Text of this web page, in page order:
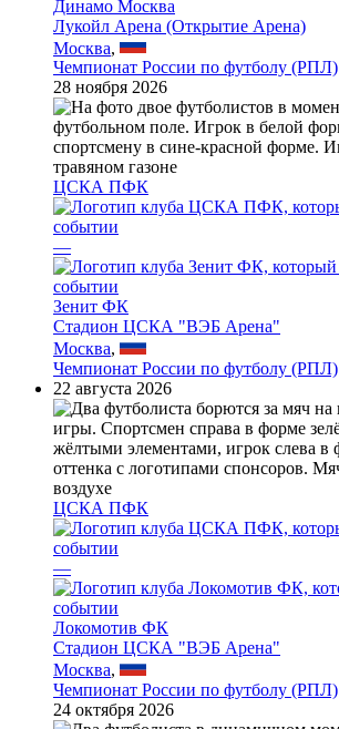
Динамо Москва
Лукойл Арена (Открытие Арена)
Москва,
Чемпионат России по футболу (РПЛ)
28 ноября 2026
ЦСКА ПФК
—
Зенит ФК
Стадион ЦСКА "ВЭБ Арена"
Москва,
Чемпионат России по футболу (РПЛ)
22 августа 2026
ЦСКА ПФК
—
Локомотив ФК
Стадион ЦСКА "ВЭБ Арена"
Москва,
Чемпионат России по футболу (РПЛ)
24 октября 2026